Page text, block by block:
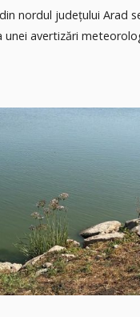
nordul județului Arad
unei avertizări